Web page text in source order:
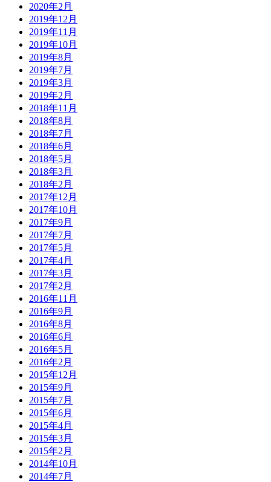
2020年2月
2019年12月
2019年11月
2019年10月
2019年8月
2019年7月
2019年3月
2019年2月
2018年11月
2018年8月
2018年7月
2018年6月
2018年5月
2018年3月
2018年2月
2017年12月
2017年10月
2017年9月
2017年7月
2017年5月
2017年4月
2017年3月
2017年2月
2016年11月
2016年9月
2016年8月
2016年6月
2016年5月
2016年2月
2015年12月
2015年9月
2015年7月
2015年6月
2015年4月
2015年3月
2015年2月
2014年10月
2014年7月